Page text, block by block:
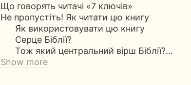
Що говорять читачі «7 ключів»
Не пропустіть! Як читати цю книгу
Як використовувати цю книгу
Серце Біблії?
Тож який центральний вірш Біблії?…
Show more